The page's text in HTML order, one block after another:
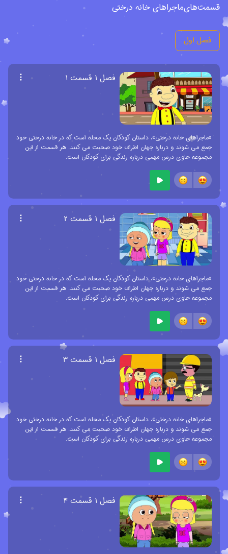
قسمت‌هایماجراهای خانه درختی
فصل اول
فصل ۱ قسمت ۱
«ماجراهای خانه درختی»، داستان کودکان یک محله است که در خانه درختی خود
جمع می شوند و درباره جهان اطراف خود صحبت می کنند. هر قسمت از این
مجموعه حاوی درس مهمی درباره زندگی برای کودکان است.
فصل ۱ قسمت ۲
«ماجراهای خانه درختی»، داستان کودکان یک محله است که در خانه درختی خود
جمع می شوند و درباره جهان اطراف خود صحبت می کنند. هر قسمت از این
مجموعه حاوی درس مهمی درباره زندگی برای کودکان است.
فصل ۱ قسمت ۳
«ماجراهای خانه درختی»، داستان کودکان یک محله است که در خانه درختی خود
جمع می شوند و درباره جهان اطراف خود صحبت می کنند. هر قسمت از این
مجموعه حاوی درس مهمی درباره زندگی برای کودکان است.
فصل ۱ قسمت ۴